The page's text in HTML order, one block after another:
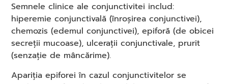
Semnele clinice ale conjunctivitei includ:
hiperemie conjunctivală (înroșirea conjunctivei),
chemozis (edemul conjunctivei), epiforă (de obicei
secreții mucoase), ulcerații conjunctivale, prurit
(senzație de mâncărime).
Apariția epiforei în cazul conjunctivitelor se